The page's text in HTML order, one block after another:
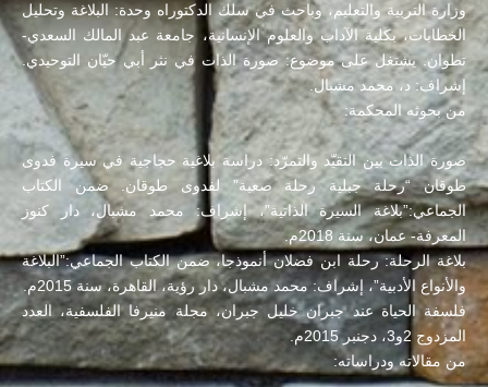
وزارة التربية والتعليم، وباحث في سلك الدكتوراه وحدة: البلاغة وتحليل
الخطابات، بكلية الآداب والعلوم الإنسانية، جامعة عبد المالك السعدي-
تطوان. يشتغل على موضوع: صورة الذات في نثر أبي حيّان التوحيدي.
إشراف: د، محمد مشبال.
من بحوثه المحكمة:
صورة الذات بين التقيّد والتمرّد: دراسة بلاغية حجاجية في سيرة فدوى
طوقان “رحلة جبلية رحلة صعبة” لفدوى طوقان. ضمن الكتاب
الجماعي:”بلاغة السيرة الذاتية”، إشراف: محمد مشبال، دار كنوز
المعرفة- عمان، سنة 2018م.
بلاغة الرحلة: رحلة ابن فضلان أنموذجا، ضمن الكتاب الجماعي:”البلاغة
والأنواع الأدبية”، إشراف: محمد مشبال، دار رؤية، القاهرة، سنة 2015م.
فلسفة الحياة عند جبران خليل جبران، مجلة منيرفا الفلسفية، العدد
المزدوج 2و3، دجنبر 2015م.
من مقالاته ودراساته: